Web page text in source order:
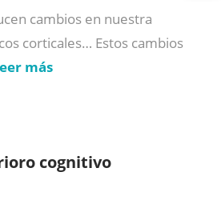
cambios en nuestra
corticales… Estos cambios
más
cognitivo